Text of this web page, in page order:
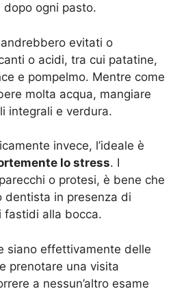
dopo ogni pasto.
evitati o
o acidi, tra cui patatine,
e pompelmo. Mentre come
molta acqua, mangiare
integrali e verdura.
invece, l’ideale è
lo stress. I
o protesi, è bene che
dentista in presenza di
fastidi alla bocca.
siano effettivamente delle
prenotare una visita
a nessun’altro esame